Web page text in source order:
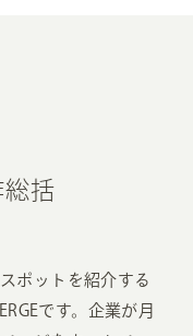
括
ポットを紹介する
です。企業が月